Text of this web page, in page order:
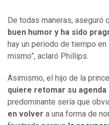
De todas maneras, aseguró
buen humor y ha sido
hay un periodo de tiempo
mismo”, aclaró Phillips.
Asimismo, el hijo de la
quiere retomar su agenda
predominante sería que
en volver a una forma de